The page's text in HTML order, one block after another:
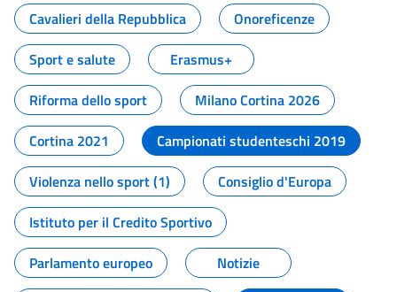
Cavalieri della Repubblica
Onoreficenze
Sport e salute
Erasmus+
Riforma dello sport
Milano Cortina 2026
Cortina 2021
Campionati studenteschi 2019
Violenza nello sport (1)
Consiglio d'Europa
Istituto per il Credito Sportivo
Parlamento europeo
Notizie